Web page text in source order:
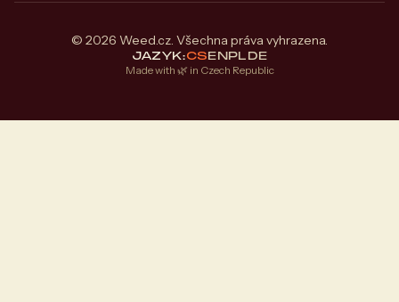
© 2026 Weed.cz. Všechna práva vyhrazena.
JAZYK:CSENPLDE
Made with 🌿 in Czech Republic